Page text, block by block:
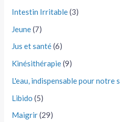
Intestin Irritable(3)
Jeune(7)
Jus et santé(6)
Kinésithérapie(9)
L'eau, indispensable pour notre
Libido (5)
Maigrir(29)